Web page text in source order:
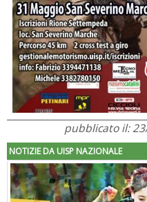
pubblicato il:
NOTIZIE DA UISP NAZIONALE